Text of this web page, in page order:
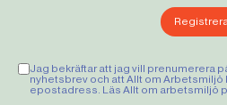
Jag bekräftar att jag vill prenumerera
nyhetsbrev och att Allt om Arbetsmiljö
epostadress. Läs Allt om arbetsmiljö